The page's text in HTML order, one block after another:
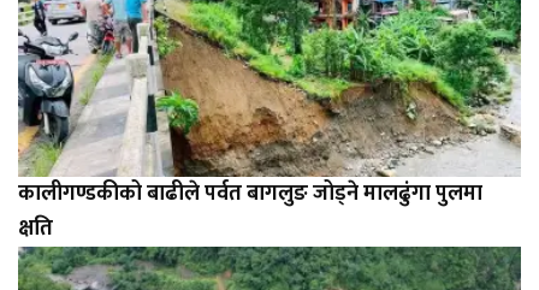
कालीगण्डकीको बाढीले पर्वत बागलुङ जोड्ने मालढुंगा पुलमा
क्षति